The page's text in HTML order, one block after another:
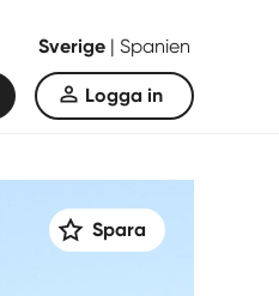
Sverige | Spanien
Logga in
Spara